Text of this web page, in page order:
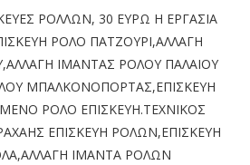
ΡΟΛΛΩΝ, 30 ΕΥΡΩ Η ΕΡΓΑΣΙΑ
ΡΟΛΟ ΠΑΤΖΟΥΡΙ,ΑΛΛΑΓΗ
ΙΜΑΝΤΑΣ ΡΟΛΟΥ ΠΑΛΑΙΟΥ
ΜΠΑΛΚΟΝΟΠΟΡΤΑΣ,ΕΠΙΣΚΕΥΗ
ΡΟΛΟ ΕΠΙΣΚΕΥΗ.ΤΕΧΝΙΚΟΣ
ΕΠΙΣΚΕΥΗ ΡΟΛΩΝ,ΕΠΙΣΚΕΥΗ
ΙΜΑΝΤΑ ΡΟΛΩΝ